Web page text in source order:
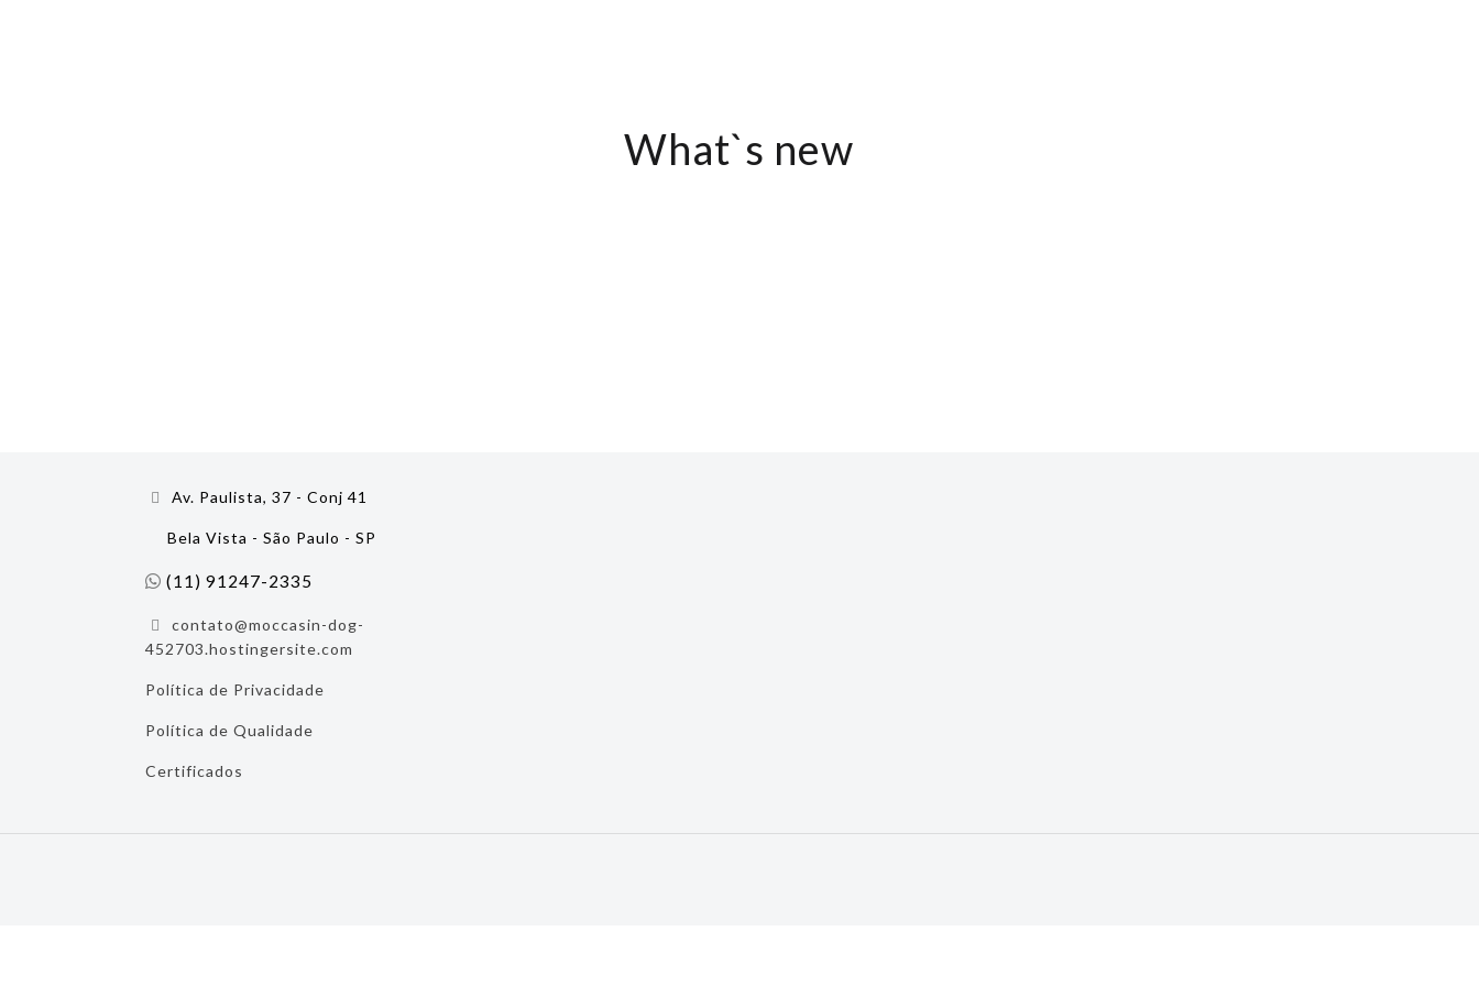
What`s new
Av. Paulista, 37 - Conj 41
Bela Vista - São Paulo - SP
(11) 91247-2335
contato@moccasin-dog-
452703.hostingersite.com
Política de Privacidade
Política de Qualidade
Certificados